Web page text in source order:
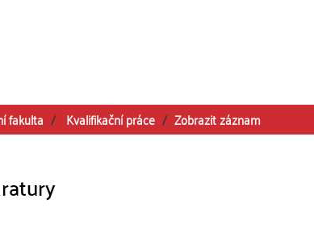
fakulta Kvalifikační práce
Zobrazit záznam